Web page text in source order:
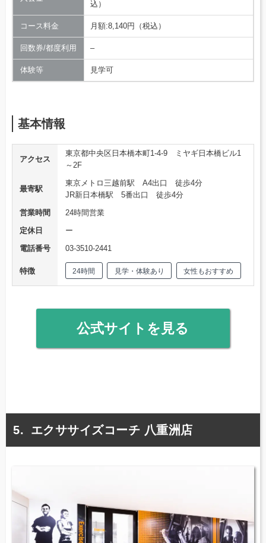
込）
コース料金 月額:8,140円（税込）
回数券/都度利用 –
体験等 見学可
基本情報
アクセス
東京都中央区日本橋本町1-4-9 ミヤギ日本橋ビル1
～2F
最寄駅
東京メトロ三越前駅 A4出口 徒歩4分
JR新日本橋駅 5番出口 徒歩4分
営業時間
24時間営業
定休日
ー
電話番号
03-3510-2441
特徴 24時間 見学・体験あり 女性もおすすめ
公式サイトを見る
エクササイズコーチ 八重洲店